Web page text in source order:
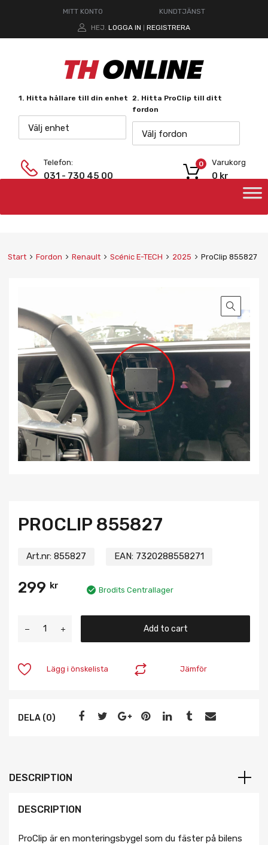
MITT KONTO
KUNDTJÄNST
HEJ. LOGGA IN REGISTRERA
1. Hitta hållare till din enhet
Välj enhet
2. Hitta ProClip till ditt
fordon
Välj fordon
Telefon:
031 - 730 45 00
Varukorg
0 kr
0
Start Fordon Renault Scénic E-TECH 2025 ProClip 855827
PROCLIP 855827
Art.nr: 855827 EAN: 7320288558271
299 kr Brodits Centrallager
Add to cart
Jämför
Lägg i önskelista
DELA (0)
DESCRIPTION
DESCRIPTION
ProClip är en monteringsbygel som du fäster på bilens